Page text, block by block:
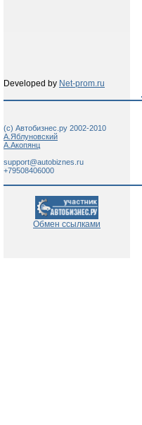
Developed by Net-prom.ru
(c) Автобизнес.ру 2002-2010
А.Яблуновский
А.Акопянц
support@autobiznes.ru
+79508406000
Обмен ссылками